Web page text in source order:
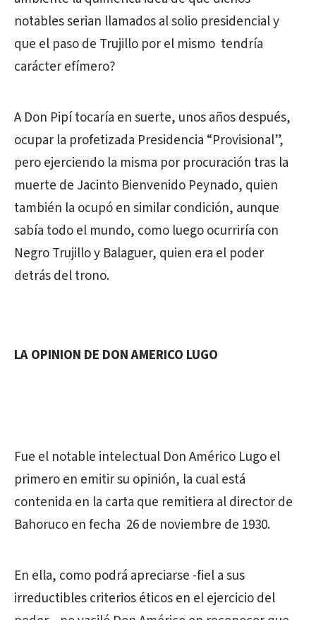
notables serian llamados al solio presidencial y
que el paso de Trujillo por el mismo tendría
carácter efímero?
A Don Pipí tocaría en suerte, unos años después,
ocupar la profetizada Presidencia “Provisional”,
pero ejerciendo la misma por procuración tras la
muerte de Jacinto Bienvenido Peynado, quien
también la ocupó en similar condición, aunque
sabía todo el mundo, como luego ocurriría con
Negro Trujillo y Balaguer, quien era el poder
detrás del trono.
LA OPINION DE DON AMERICO LUGO
Fue el notable intelectual Don Américo Lugo el
primero en emitir su opinión, la cual está
contenida en la carta que remitiera al director de
Bahoruco en fecha 26 de noviembre de 1930.
En ella, como podrá apreciarse -fiel a sus
irreductibles criterios éticos en el ejercicio del